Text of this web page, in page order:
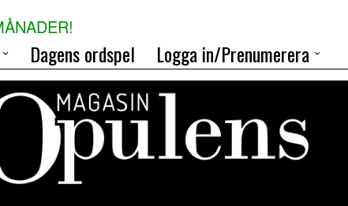
Dagens ordspel Logga in/Prenumerera